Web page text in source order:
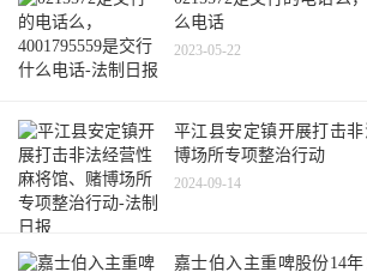
么电话
2023-05-22
平江县安定镇开展打击
博场所专项整治行动
2024-09-14
嘉士伯入主重啤股份14